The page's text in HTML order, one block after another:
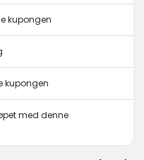
kupongen
kupongen
med denne